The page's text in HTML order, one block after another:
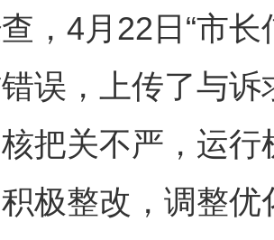
4月22日“市长
误，上传了与
把关不严，运
极整改，调整